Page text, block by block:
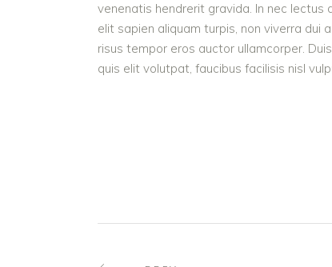
venenatis hendrerit gravida. In nec lectus
elit sapien aliquam turpis, non viverra dui
risus tempor eros auctor ullamcorper.
quis elit volutpat, faucibus facilisis nisl